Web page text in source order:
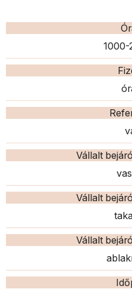
1000-
Vállalt
Vállalt
Vállalt